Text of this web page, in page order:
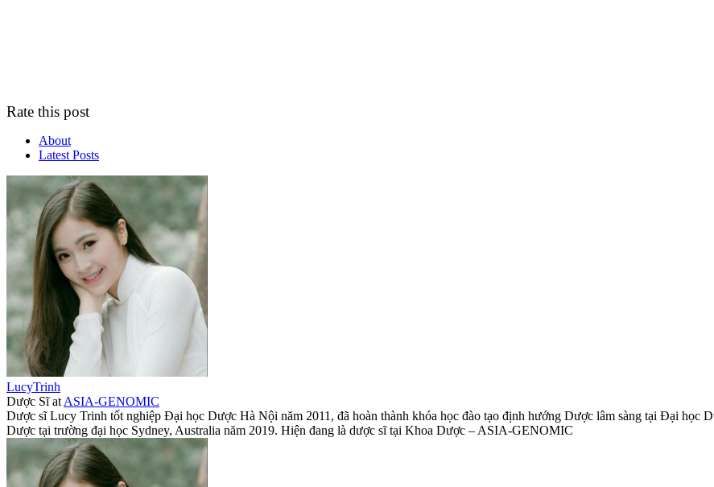
Rate this post
About
Latest Posts
LucyTrinh
Dược Sĩat ASIA-GENOMIC
Dược sĩ Lucy Trinh tốt nghiệp Đại học Dược Hà Nội năm 2011, đã hoàn thành khóa học đào tạo định hướng Dược lâm sàng tại Đại học
Dược tại trường đại học Sydney, Australia năm 2019. Hiện đang là dược sĩ tại Khoa Dược – ASIA-GENOMIC